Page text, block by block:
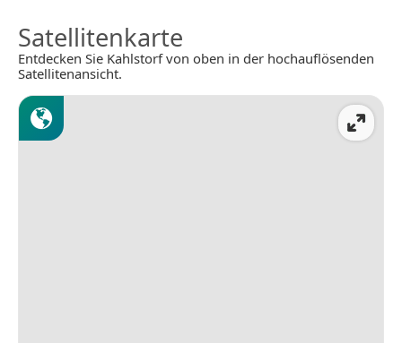
Satellitenkarte
Entdecken Sie Kahlstorf von oben in der hochauflösenden
Satellitenansicht.